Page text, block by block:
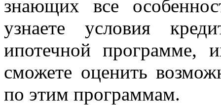
знающих все
узнаете условия
ипотечной
сможете оценить
по этим программам.